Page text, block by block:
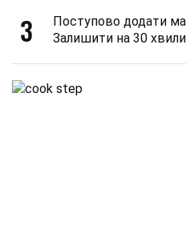
3
Поступово додати
Залишити на 30